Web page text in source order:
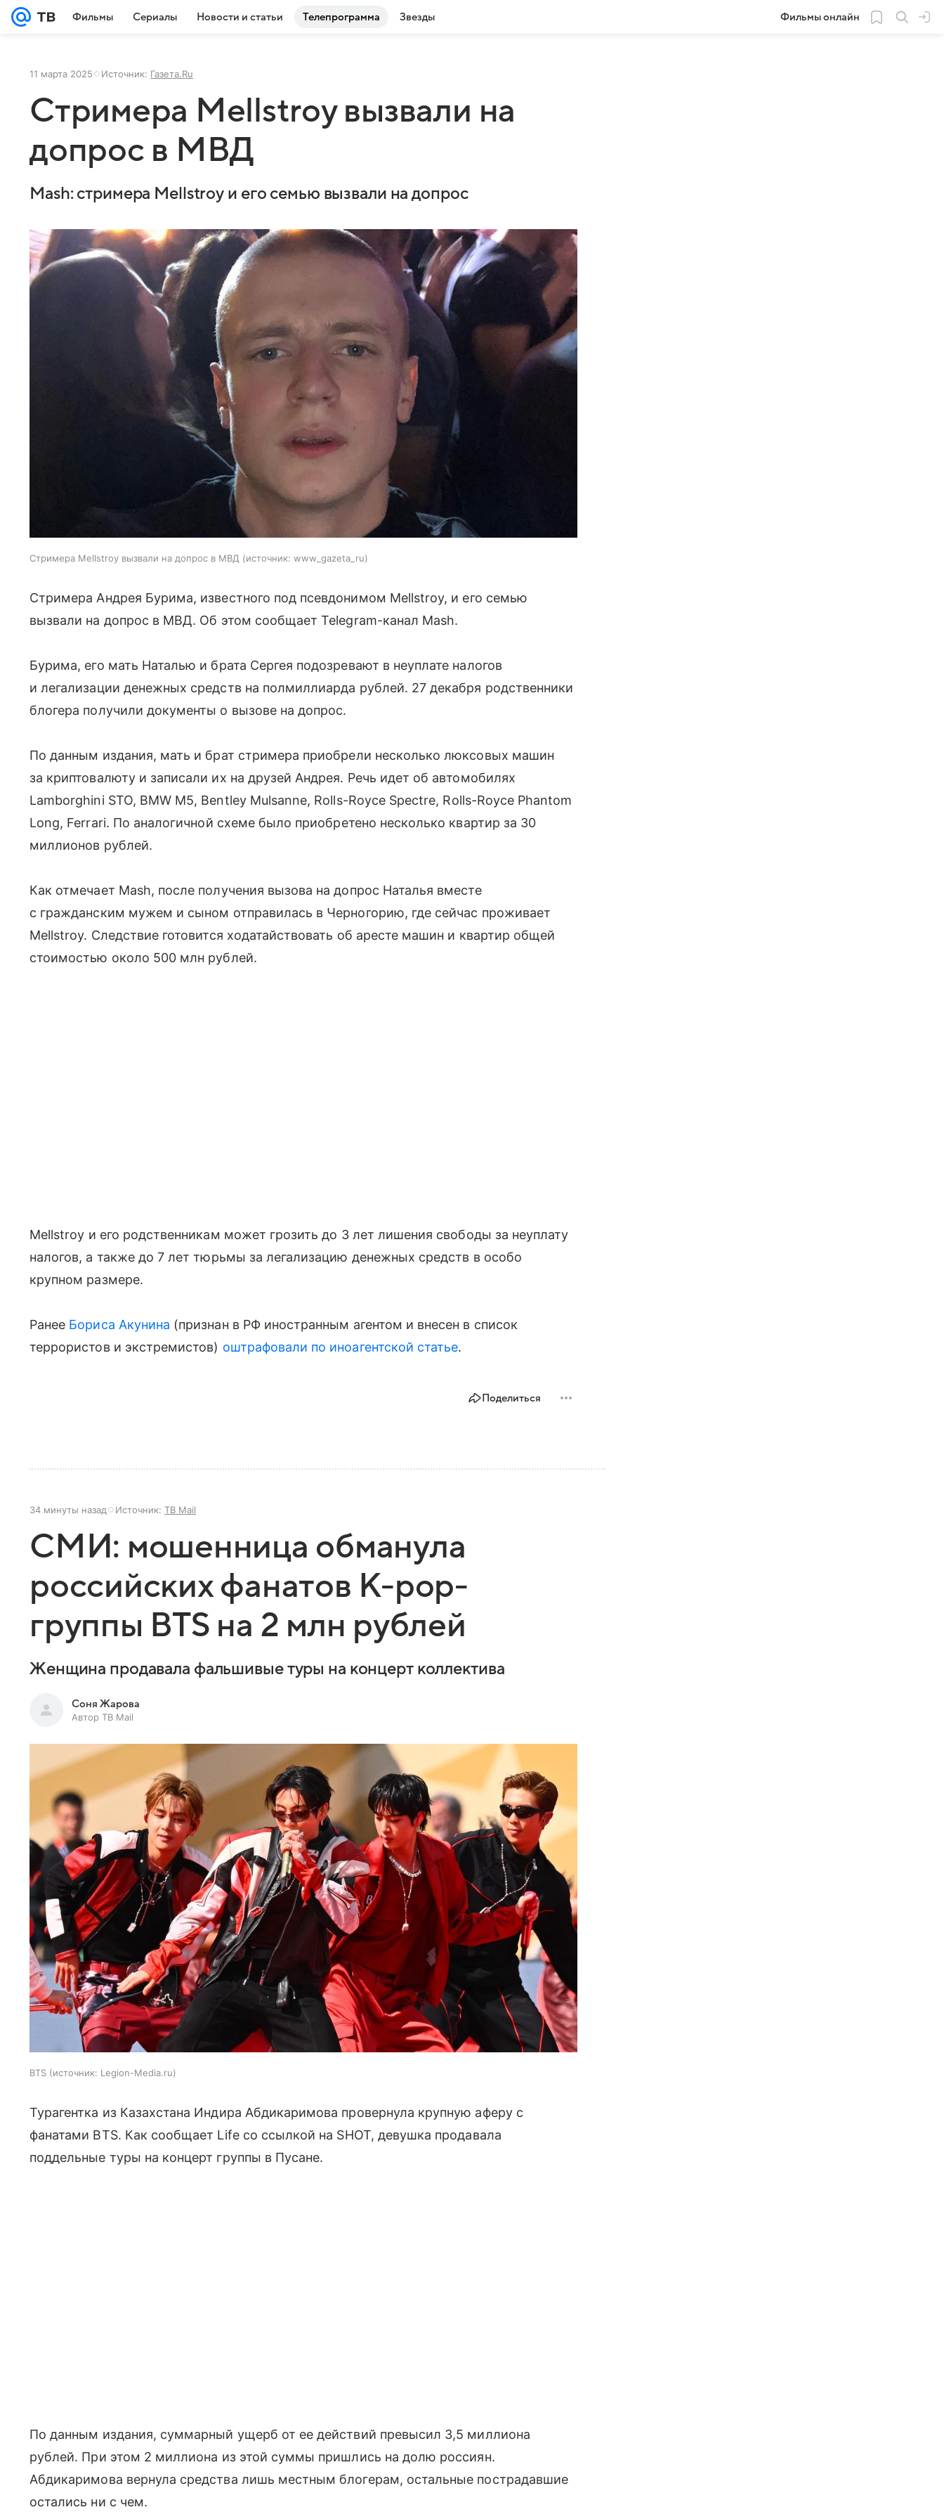
Фильмы Сериалы Новости и статьи Телепрограмма Звезды Фильмы онлайн
11 марта 2025 Источник: Газета.Ru
Стримера Mellstroy вызвали на
допрос в МВД
Mash: стримера Mellstroy и его семью вызвали на допрос
Стримера Mellstroy вызвали на допрос в МВД источник: www_gazeta_ru
Стримера Андрея Бурима, известного под псевдонимом Mellstroy, и его семью
вызвали на допрос в МВД. Об этом сообщает Telegram-канал Mash.
Бурима, его мать Наталью и брата Сергея подозревают в неуплате налогов
и легализации денежных средств на полмиллиарда рублей. 27 декабря родственники
блогера получили документы о вызове на допрос.
По данным издания, мать и брат стримера приобрели несколько люксовых машин
за криптовалюту и записали их на друзей Андрея. Речь идет об автомобилях
Lamborghini STO, BMW M5, Bentley Mulsanne, Rolls-Royce Spectre, Rolls-Royce Phantom
Long, Ferrari. По аналогичной схеме было приобретено несколько квартир за 30
миллионов рублей.
Как отмечает Mash, после получения вызова на допрос Наталья вместе
с гражданским мужем и сыном отправилась в Черногорию, где сейчас проживает
Mellstroy. Следствие готовится ходатайствовать об аресте машин и квартир общей
стоимостью около 500 млн рублей.
Mellstroy и его родственникам может грозить до 3 лет лишения свободы за неуплату
налогов, а также до 7 лет тюрьмы за легализацию денежных средств в особо
крупном размере.
Ранее Бориса Акунина (признан в РФ иностранным агентом и внесен в список
террористов и экстремистов) оштрафовали по иноагентской статье.
Поделиться
34 минуты назад Источник: ТВ Mail
СМИ: мошенница обманула
российских фанатов K-pop-
группы BTS на 2 млн рублей
Женщина продавала фальшивые туры на концерт коллектива
Соня Жарова
Автор ТВ Mail
BTS источник: Legion-Media.ru
Турагентка из Казахстана Индира Абдикаримова провернула крупную аферу с
фанатами BTS. Как сообщает Life со ссылкой на SHOT, девушка продавала
поддельные туры на концерт группы в Пусане.
По данным издания, суммарный ущерб от ее действий превысил 3,5 миллиона
рублей. При этом 2 миллиона из этой суммы пришлись на долю россиян.
Абдикаримова вернула средства лишь местным блогерам, остальные пострадавшие
остались ни с чем.